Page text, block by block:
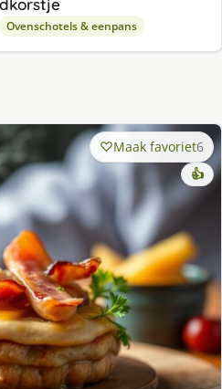
Ovenschotels & eenpans
Maak favoriet6
👍